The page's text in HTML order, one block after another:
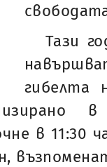
Тази
гибелта
в 11:30